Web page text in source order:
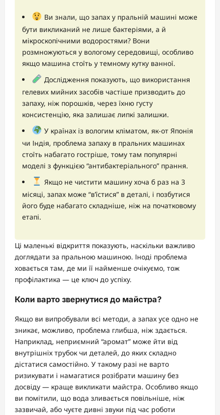
Ви знали, що запах у пральній машині може
бути викликаний не лише бактеріями, а й
мікроскопічними водоростями? Вони
розмножуються у вологому середовищі, особливо
якщо машина стоїть у темному кутку ванної.
Дослідження показують, що використання
гелевих мийних засобів частіше призводить до
запаху, ніж порошків, через їхню густу
консистенцію, яка залишає липкі залишки.
У країнах із вологим кліматом, як-от Японія
чи Індія, проблема запаху в пральних машинах
стоїть набагато гостріше, тому там популярні
моделі з функцією “антибактеріального” прання.
Якщо не чистити машину хоча б раз на 3
місяці, запах може “в’їстися” в деталі, і позбутися
його буде набагато складніше, ніж на початковому
етапі.
Ці маленькі відкриття показують, наскільки важливо
доглядати за пральною машиною. Іноді проблема
ховається там, де ми її найменше очікуємо, тож
профілактика — це ключ до успіху.
Коли варто звернутися до майстра?
Якщо ви випробували всі методи, а запах усе одно не
зникає, можливо, проблема глибша, ніж здається.
Наприклад, неприємний “аромат” може йти від
внутрішніх трубок чи деталей, до яких складно
дістатися самостійно. У такому разі не варто
ризикувати і намагатися розібрати машину без
досвіду — краще викликати майстра. Особливо якщо
ви помітили, що вода зливається повільніше, ніж
зазвичай, або чуєте дивні звуки під час роботи